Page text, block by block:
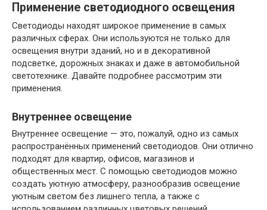
Применение светодиодного освещения
Светодиоды находят широкое применение в самых
различных сферах. Они используются не только для
освещения внутри зданий, но и в декоративной
подсветке, дорожных знаках и даже в автомобильной
светотехнике. Давайте подробнее рассмотрим эти
применения.
Внутреннее освещение
Внутреннее освещение — это, пожалуй, одно из самых
распространённых применений светодиодов. Они отлично
подходят для квартир, офисов, магазинов и
общественных мест. С помощью светодиодов можно
создать уютную атмосферу, разнообразив освещение
уютным светом без лишнего тепла, а также с